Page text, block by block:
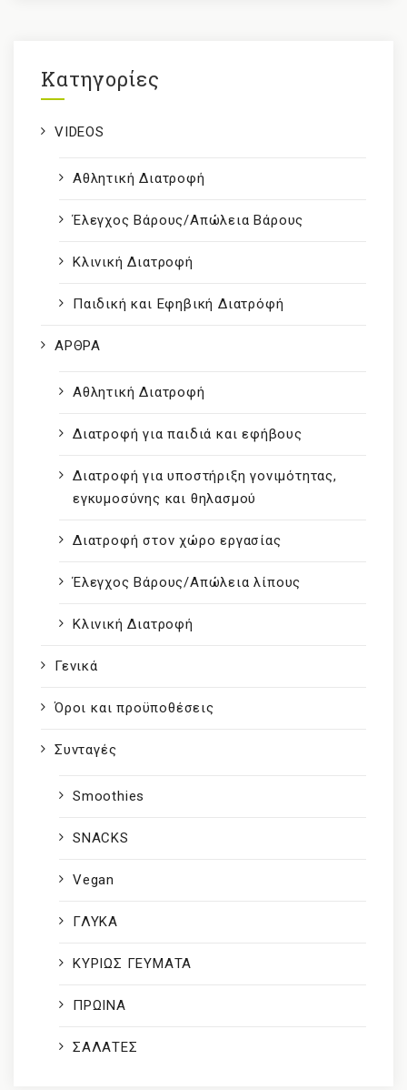
Kατηγορίες
VIDEOS
Αθλητική Διατροφή
Έλεγχος Βάρους/Απώλεια Βάρους
Κλινική Διατροφή
Παιδική και Εφηβική Διατρόφή
ΑΡΘΡΑ
Αθλητική Διατροφή
Διατροφή για παιδιά και εφήβους
Διατροφή για υποστήριξη γονιμότητας,
εγκυμοσύνης και θηλασμού
Διατροφή στον χώρο εργασίας
Έλεγχος Βάρους/Απώλεια λίπους
Κλινική Διατροφή
Γενικά
Όροι και προϋποθέσεις
Συνταγές
Smoothies
SNACKS
Vegan
ΓΛΥΚΑ
ΚΥΡΙΩΣ ΓΕΥΜΑΤΑ
ΠΡΩΙΝΑ
ΣΑΛΑΤΕΣ